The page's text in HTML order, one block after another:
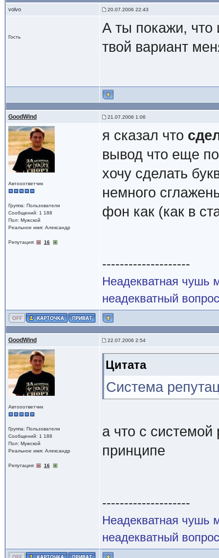
volvo 20.07.2006 22:43
Гость
А ты покажи,
твой вариант
GoodWind 21.07.2006 1:06
Автооответчик
Группа: Пользователи
Сообщений: 1 188
Пол: Мужской
Реальное имя: Александр
Репутация: 16
я сказал что
вывод что еще
хочу сделать
немного
фон как (как в
--------------------
Неадекватная чушь
неадекватный
GoodWind 22.07.2006 2:54
Автооответчик
Группа: Пользователи
Сообщений: 1 188
Пол: Мужской
Реальное имя: Александр
Репутация: 16
Цитата
Система
а что с системой
принципе
--------------------
Неадекватная чушь
неадекватный